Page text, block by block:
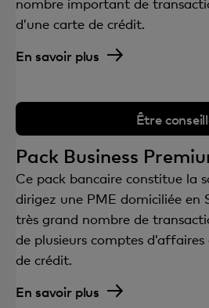
nombre important de
d’une carte de crédit.
En savoir plus
Être
Pack Business
Ce pack bancaire constitue la
dirigez une PME domiciliée en
très grand nombre de
de plusieurs comptes
de crédit.
En savoir plus